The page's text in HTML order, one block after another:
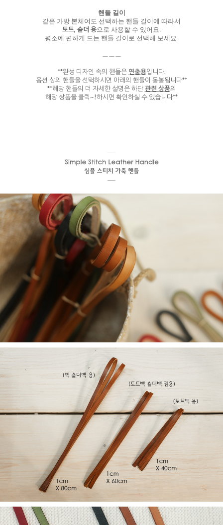
핸들 길이
같은 가방 본체여도 선택하는 핸들 길이에 따라서
토트, 숄더 용으로 사용할 수 있어요.
평소에 편하게 드는 핸들 길이로 선택해 보세요.
ㅡㅡㅡ
**완성 디자인 속의 핸들은 연출용입니다.
옵션 상의 핸들을 선택하시면 아래의 핸들이 동봉됩니다**
**해당 핸들의 더 자세한 설명은 하단관련 상품의
해당 상품을 클릭~!하시면 확인하실 수 있습니다**